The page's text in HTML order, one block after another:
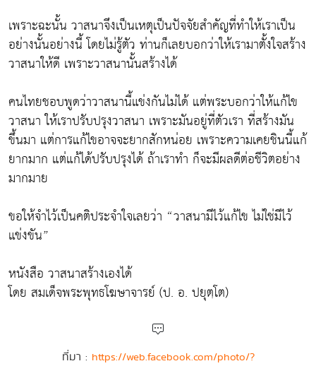
เพราะฉะนั้น วาสนาจึงเป็นเหตุเป็นปัจจัยสำคัญที่ทำให้เราเป็น
อย่างนั้นอย่างนี้ โดยไม่รู้ตัว ท่านก็เลยบอกว่าให้เรามาตั้งใจสร้าง
วาสนาให้ดี เพราะวาสนานั้นสร้างได้
คนไทยชอบพูดว่าวาสนานี้แข่งกันไม่ได้ แต่พระบอกว่าให้แก้ไข
วาสนา ให้เราปรับปรุงวาสนา เพราะมันอยู่ที่ตัวเรา ที่สร้างมัน
ขึ้นมา แต่การแก้ไขอาจจะยากสักหน่อย เพราะความเคยชินนี้แก้
ยากมาก แต่แก้ได้ปรับปรุงได้ ถ้าเราทำ ก็จะมีผลดีต่อชีวิตอย่าง
มากมาย
ขอให้จำไว้เป็นคติประจำใจเลยว่า “วาสนามีไว้แก้ไข ไม่ใช่มีไว้
แข่งขัน”
หนังสือ วาสนาสร้างเองได้
โดย สมเด็จพระพุทธโฆษาจารย์ (ป. อ. ปยุตฺโต)
ที่มา : https://web.facebook.com/photo/?